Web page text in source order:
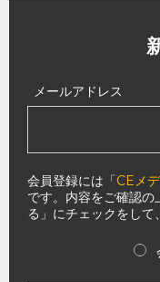
メールアドレス
会員登録には「CEメ
です。内容をご確認
る」にチェックをして